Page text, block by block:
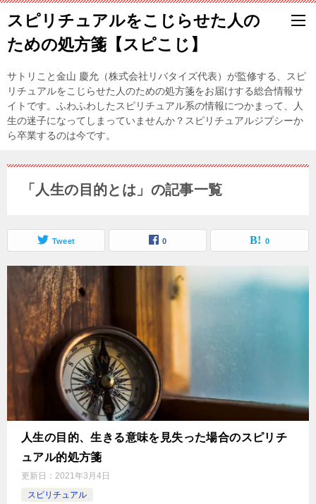
スピリチュアルをこじらせた人の
ための処方箋【スピこじ】
サトリこと金山 慶允（株式会社リバタイズ代表）が監修する、スピ
リチュアルをこじらせた人のための処方箋をお届けする総合情報サ
イトです。ふわふわしたスピリチュアル系の情報につかまって、人
生の迷子になってしまっていませんか？スピリチュアルジプシーか
ら卒業するのは今です。
「人生の目的とは」の記事一覧
Tweet 0 0
人生の目的、生きる意味を見失った場合のスピリチ
ュアル的処方箋
更新日： 2021年3月4日
スピリチュアル